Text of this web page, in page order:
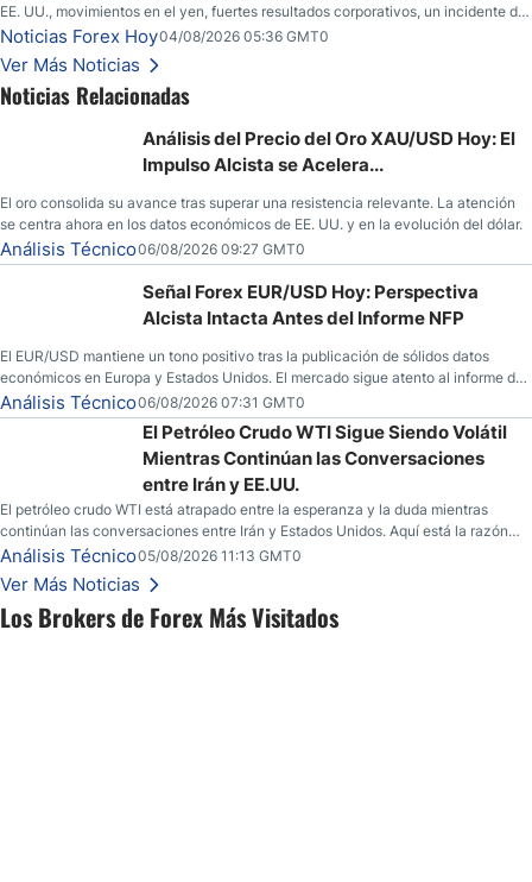
Los Brokers de Forex Más Visitados
EE. UU., movimientos en el yen, fuertes resultados corporativos, un incidente de
seguridad en Bitcoin y nuevas señales desde el mercado del petróleo.
Noticias Forex Hoy04/08/2026 05:36 GMT0
Ver Más Noticias
Noticias Relacionadas
Análisis del Precio del Oro XAU/USD Hoy: El
Impulso Alcista se Acelera...
El oro consolida su avance tras superar una resistencia relevante. La atención
se centra ahora en los datos económicos de EE. UU. y en la evolución del dólar.
Análisis Técnico06/08/2026 09:27 GMT0
Señal Forex EUR/USD Hoy: Perspectiva
Alcista Intacta Antes del Informe NFP
El EUR/USD mantiene un tono positivo tras la publicación de sólidos datos
económicos en Europa y Estados Unidos. El mercado sigue atento al informe de
empleo estadounidense y a la evolución del escenario geopolítico.
Análisis Técnico06/08/2026 07:31 GMT0
El Petróleo Crudo WTI Sigue Siendo Volátil
Mientras Continúan las Conversaciones
entre Irán y EE.UU.
El petróleo crudo WTI está atrapado entre la esperanza y la duda mientras
continúan las conversaciones entre Irán y Estados Unidos. Aquí está la razón
por la que los traders pueden querer pensarlo dos veces antes de tomar partido
en este momento.
Análisis Técnico05/08/2026 11:13 GMT0
Ver Más Noticias